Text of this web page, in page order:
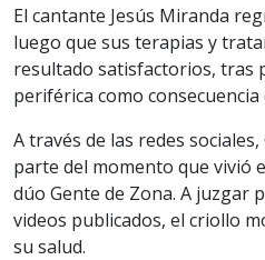
El cantante Jesús Miranda
luego que sus terapias y
resultado satisfactorios, tras
periférica como
A través de las redes
parte del momento que vivió
dúo Gente de Zona. A juzgar
videos publicados, el criollo
su salud.